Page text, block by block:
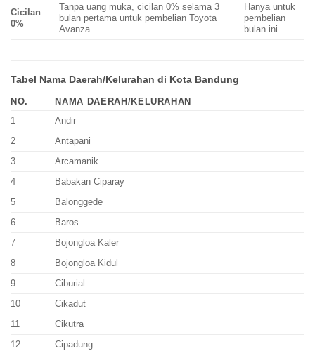
Cicilan
0%
Tanpa uang muka, cicilan 0% selama 3
bulan pertama untuk pembelian Toyota
Avanza
Hanya untuk
pembelian
bulan ini
Tabel Nama Daerah/Kelurahan di Kota Bandung
NO.
NAMA DAERAH/KELURAHAN
1
Andir
2
Antapani
3
Arcamanik
4
Babakan Ciparay
5
Balonggede
6
Baros
7
Bojongloa Kaler
8
Bojongloa Kidul
9
Ciburial
10
Cikadut
11
Cikutra
12
Cipadung